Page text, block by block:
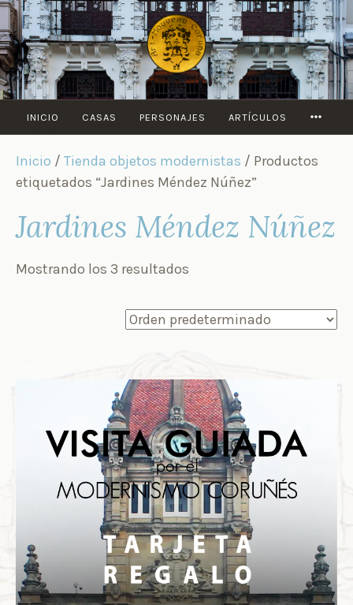
Saltar
al
contenido
INICIO CASAS PERSONAJES ARTÍCULOS
Inicio / Tienda objetos modernistas / Productos
etiquetados “Jardines Méndez Núñez”
Jardines Méndez Núñez
Mostrando los 3 resultados